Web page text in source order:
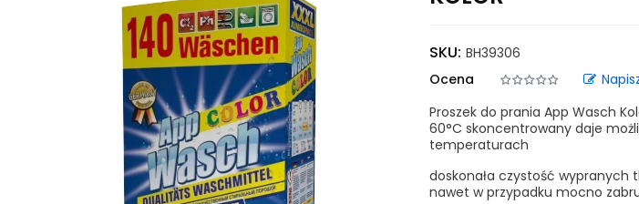
SKU: BH39306
Ocena
Proszek do prania App Wasch
60°C skoncentrowany daje
temperaturach
doskonała czystość wypranych
nawet w przypadku mocno